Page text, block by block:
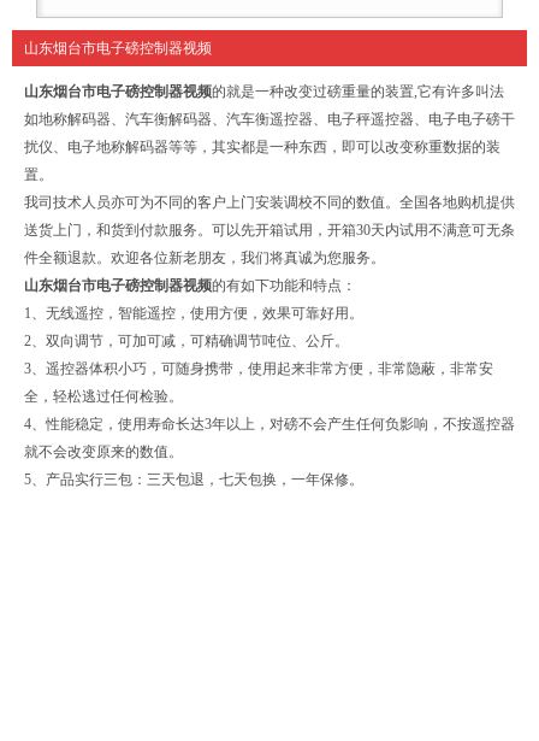
山东烟台市电子磅控制器视频
山东烟台市电子磅控制器视频的就是一种改变过磅重量的装置,它有许多叫法
如地称解码器、汽车衡解码器、汽车衡遥控器、电子秤遥控器、电子电子磅干
扰仪、电子地称解码器等等，其实都是一种东西，即可以改变称重数据的装
置。
我司技术人员亦可为不同的客户上门安装调校不同的数值。全国各地购机提供
送货上门，和货到付款服务。可以先开箱试用，开箱30天内试用不满意可无条
件全额退款。欢迎各位新老朋友，我们将真诚为您服务。
山东烟台市电子磅控制器视频的有如下功能和特点：
1、无线遥控，智能遥控，使用方便，效果可靠好用。
2、双向调节，可加可减，可精确调节吨位、公斤。
3、遥控器体积小巧，可随身携带，使用起来非常方便，非常隐蔽，非常安
全，轻松逃过任何检验。
4、性能稳定，使用寿命长达3年以上，对磅不会产生任何负影响，不按遥控器
就不会改变原来的数值。
5、产品实行三包：三天包退，七天包换，一年保修。